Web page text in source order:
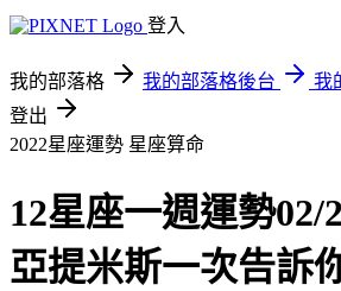
登入
我的部落格 我的部落格後台
我
登出
2022星座運勢 星座算命
12星座一週運勢02/
亞提米斯一次告訴